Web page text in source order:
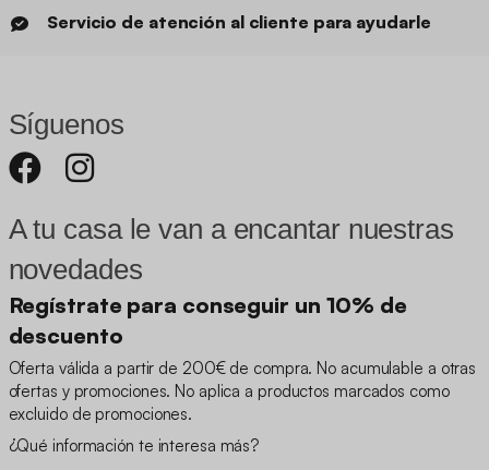
Servicio de atención al cliente para ayudarle
Síguenos
A tu casa le van a encantar nuestras
novedades
Regístrate para conseguir un 10% de
descuento
Oferta válida a partir de 200€ de compra. No acumulable a otras
ofertas y promociones. No aplica a productos marcados como
excluido de promociones.
¿Qué información te interesa más?